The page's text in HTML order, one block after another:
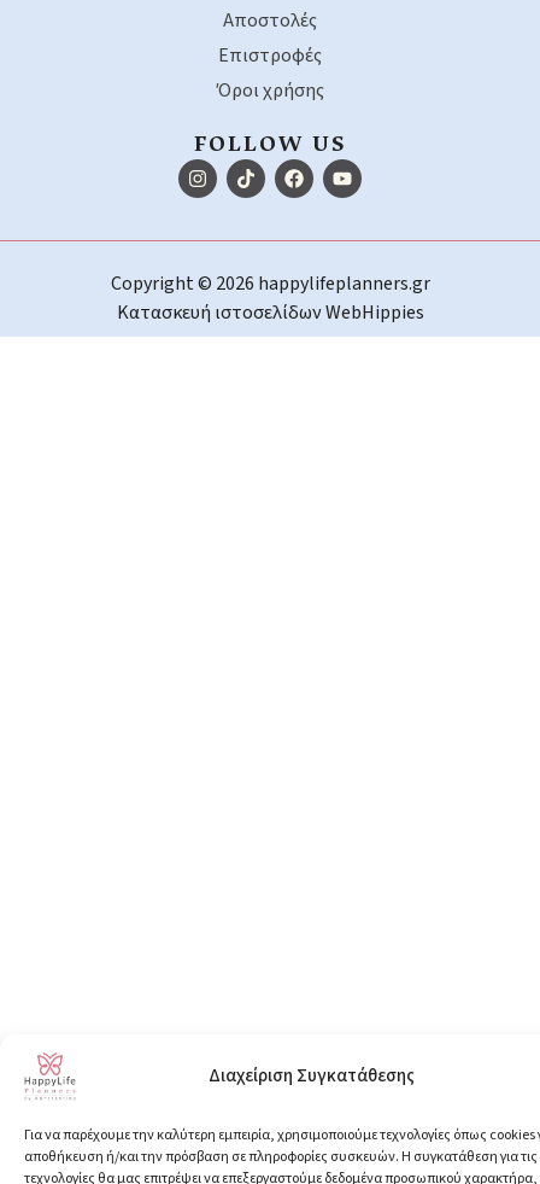
Διαχείριση Συγκατάθεσης
Για να παρέχουμε την καλύτερη εμπειρία, χρησιμοποιούμε τεχνολογίες όπως cookies
αποθήκευση ή/και την πρόσβαση σε πληροφορίες συσκευών. Η συγκατάθεση για
τεχνολογίες θα μας επιτρέψει να επεξεργαστούμε δεδομένα προσωπικού
Αποστολές
Επιστροφές
Όροι χρήσης
FOLLOW US
Copyright © 2026 happylifeplanners.gr
Κατασκευή ιστοσελίδωνWebHippies